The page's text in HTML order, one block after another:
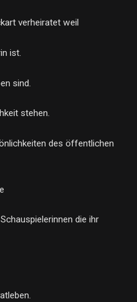
verheiratet weil
ist.
sind.
stehen.
des öffentlichen
die ihr